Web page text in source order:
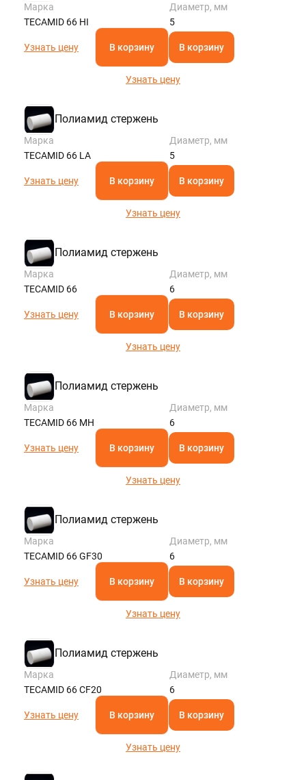
Марка
TECAMID 66 HI
Диаметр, мм
5
Узнать цену В корзину В корзину
Узнать цену
Полиамид стержень
Марка
TECAMID 66 LA
Диаметр, мм
5
Узнать цену В корзину В корзину
Узнать цену
Полиамид стержень
Марка
TECAMID 66
Диаметр, мм
6
Узнать цену В корзину В корзину
Узнать цену
Полиамид стержень
Марка
TECAMID 66 MH
Диаметр, мм
6
Узнать цену В корзину В корзину
Узнать цену
Полиамид стержень
Марка
TECAMID 66 GF30
Диаметр, мм
6
Узнать цену В корзину В корзину
Узнать цену
Полиамид стержень
Марка
TECAMID 66 CF20
Диаметр, мм
6
Узнать цену В корзину В корзину
Узнать цену